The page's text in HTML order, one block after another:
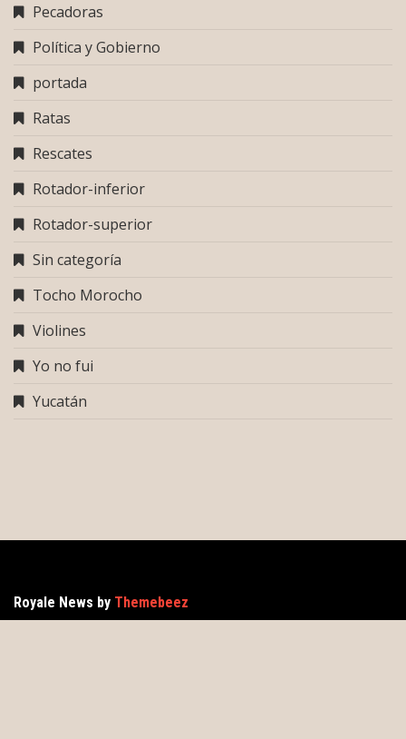
Pecadoras
Política y Gobierno
portada
Ratas
Rescates
Rotador-inferior
Rotador-superior
Sin categoría
Tocho Morocho
Violines
Yo no fui
Yucatán
Royale News by Themebeez